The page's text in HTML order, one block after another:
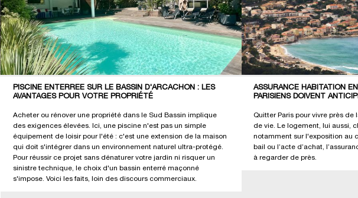
PISCINE ENTERRÉE SUR LE BASSIN D'ARCACHON : LES
AVANTAGES POUR VOTRE PROPRIÉTÉ
Acheter ou rénover une propriété dans le Sud Bassin implique
des exigences élevées. Ici, une piscine n'est pas un simple
équipement de loisir pour l'été : c'est une extension de la maison
qui doit s'intégrer dans un environnement naturel ultra-protégé.
Pour réussir ce projet sans dénaturer votre jardin ni risquer un
sinistre technique, le choix d'un bassin enterré maçonné
s'impose. Voici les faits, loin des discours commerciaux.
ASSURANCE HABITATION
PARISIENS DOIVENT
Quitter Paris pour vivre près
de vie. Le logement, lui aussi,
notamment sur l'exposition au
bail ou l’acte d’achat,
à regarder de près.